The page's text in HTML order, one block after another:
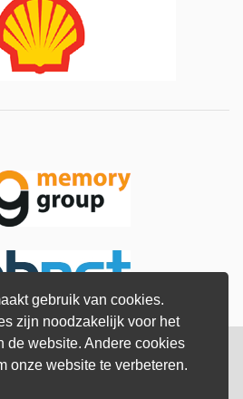
gebruik van cookies.
zijn noodzakelijk voor het
de website. Andere cookies
onze website te verbeteren.